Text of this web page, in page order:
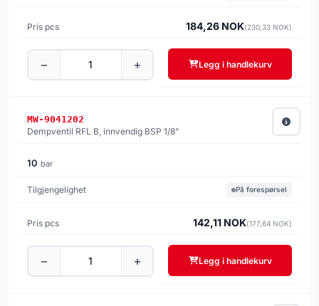
184,26 NOK(230,33 NOK)
− + Legg i handlekurv
MW-9041202
Dempventil RFL B, innvendig BSP 1/8"
10 bar
På forespørsel
142,11 NOK(177,64 NOK)
− + Legg i handlekurv